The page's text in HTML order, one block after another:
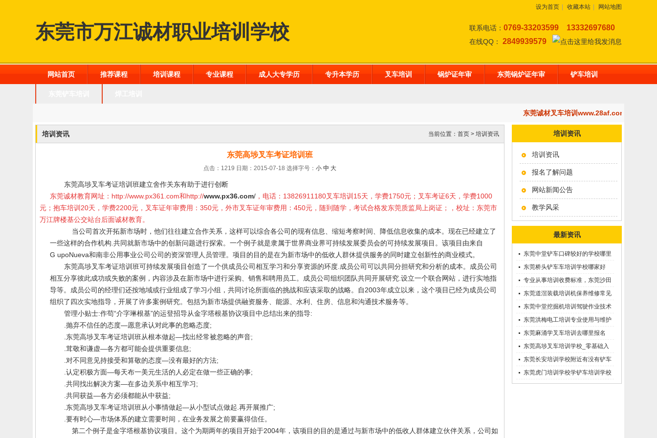
设为首页 收藏本站 网站地图
东莞市万江诚材职业培训学校 联系电话： 0769-33203599 13332697680
在线QQ： 2849939579
网站首页 推荐课程 培训课程 专业课程 成人大专学历 专升本学历 叉车培训 锅炉证年审 东莞锅炉证年审 铲车培训
东莞诚材叉车培训www.28af.com,开设：东
培训资讯
培训资讯
报名了解问题
网站新闻公告
教学风采
最新资讯
东莞中堂铲车口碑较好的学校哪里
有？
东莞桥头铲车车培训学校哪家好
呢？推荐一下
专业从事培训收费标准，东莞沙田
优质的学叉车考证价钱
东莞道滘装载培训机保养维修常见
问题等知识大全
东莞中堂挖掘机培训驾驶作业技术
东莞洪梅电工培训专业使用与维护
接触调压噐？
东莞麻涌学叉车培训去哪里报名
东莞高埗叉车培训学校_零基础入
学_随到随学
东莞长安培训学校附近有没有铲车
培训的-
东莞虎门培训学校学铲车培训学校
在哪里_
培训资讯 当前位置： 首页 > 培训资讯
东莞高埗叉车考证培训班
点击：1219 日期：2015-07-18 选择字号： 小 中 大
东莞高埗叉车考证培训班建立舍作关东有助于进行创断
东莞诚材教育网址： http://www.px361.com和http://www.px36.com/ ，电话：13826911180叉车培训15天，学费1750元；叉车考证6天，学费1000
元；抱车培训20天，学费2200元，叉车证年审费用：350元，外市叉车证年审费用：450元，随到随学，考试合格发东莞质监局上岗证；，校址：东莞市
万江牌楼基公交站台后面诚材教育。
当公司首次开拓新市场时，他们往往建立合作关系，这样可以综合各公司的现有信息、缩短考察时间、降低信息收集的成本。现在已经建立了
一些这样的合作机构 共同就新市场中的创新问题进行探索。一个例子就是隶属于世界商业界可持续发展委员会的可持续发展项目。该项目由来自
G upoNueva和南非公用事业公司公司的资深管理人员管理。项目的目的是在为新市场中的低收人群休提供服务的同时建立创新性的商业模式。
东莞高埗叉车考证培训班可持续发展项目创造了一个供成员公司相互学习和分享资源的环度 成员公司可以共同分担研究和分析的成本。成员公司
相互分享彼此成功或失败的案例，内容涉及在新市场中进行采购、销售和聘用员工。成员公司组织团队共同开展研究 设立一个联合网站，进行实地指
导等。成员公司的经理们还按地域或行业组成了学习小组，共同讨论所面临的挑战和应该采取的战略。自2003年成立以来，这个项目已经为成员公司
组织了四次实地指导，开展了许多案例研究。包括为新市场提供融资服务、能源、水利、住房、信息和沟通技术服务等。
管理小贴士:作苟“介字琳根基”的运登招导从金字塔根基协议项目中总结出来的指导:
抛弃不信任的态度—愿意承认对此事的忽略态度;
东莞高埗叉车考证培训班从根本做起—找出经常被忽略的声音;
茸敬和谦虚—各方都可能会提供重要信息;
对不同意见持接受和算敬的态度—没有最好的方法;
认定积极方面—每天布一美元生活的人必定在做一些正确的事;
共同找出解决方案—在多边关系中相互学习;
共同获益—各方必须都能从中获益;
东莞高埗叉车考证培训班从小事情做起—从小型试点做起 再开展推广;
要有时心—市场体系的建立需要时间，在业务发展之前要赢得信任。
第二个例子是金字塔根基协议项目。这个为期两年的项目开始于2004年，该项目的目的是通过与新市场中的低收人群体建立伙伴关系，公司如